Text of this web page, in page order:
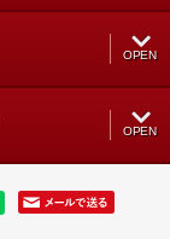
CLOSE
OPEN
CLOSE
OPEN